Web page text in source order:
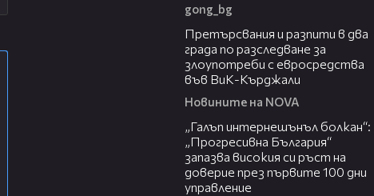
gong_bg
Претърсвания и разпити в два
града по разследване за
злоупотреби с евросредства
във ВиК-Кърджали
Новините на NOVA
„Галъп интернешънъл болкан“:
„Прогресивна България“
запазва високия си ръст на
доверие през първите 100 дни
управление